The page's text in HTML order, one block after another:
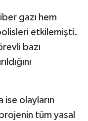
gazı hem
etkilemişti.
bazı
ise olayların
tüm yasal